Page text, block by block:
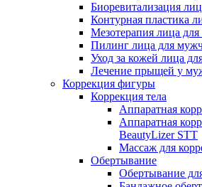
Биоревитализация
Контурная пластика
Мезотерапия лица
Пилинг лица для
Уход за кожей лица
Лечение прыщей у
Коррекция фигуры
Коррекция тела
Аппаратная
Аппаратная
BeautyLizer STT
Массаж для
Обертывание
Обертывание